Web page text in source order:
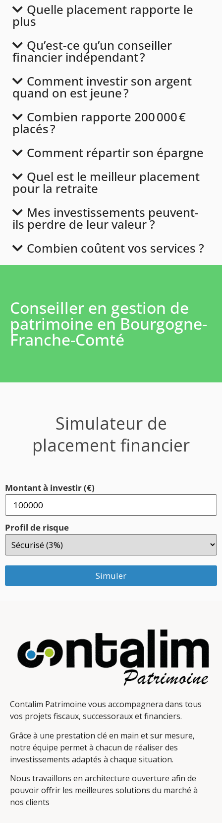
Quelle placement rapporte le
plus
Qu’est-ce qu’un conseiller
financier indépendant ?
Comment investir son argent
quand on est jeune ?
Combien rapporte 200 000 €
placés ?
Comment répartir son épargne
Quel est le meilleur placement
pour la retraite
Mes investissements peuvent-
ils perdre de leur valeur ?
Combien coûtent vos services ?
Conseiller en gestion de
patrimoine en Bourgogne-
Franche-Comté
Simulateur de
placement financier
Montant à investir (€)
Profil de risque
Simuler
Contalim Patrimoine vous accompagnera dans tous
vos projets fiscaux, successoraux et financiers.
Grâce à une prestation clé en main et sur mesure,
notre équipe permet à chacun de réaliser des
investissements adaptés à chaque situation.
Nous travaillons en architecture ouverture afin de
pouvoir offrir les meilleures solutions du marché à
nos clients